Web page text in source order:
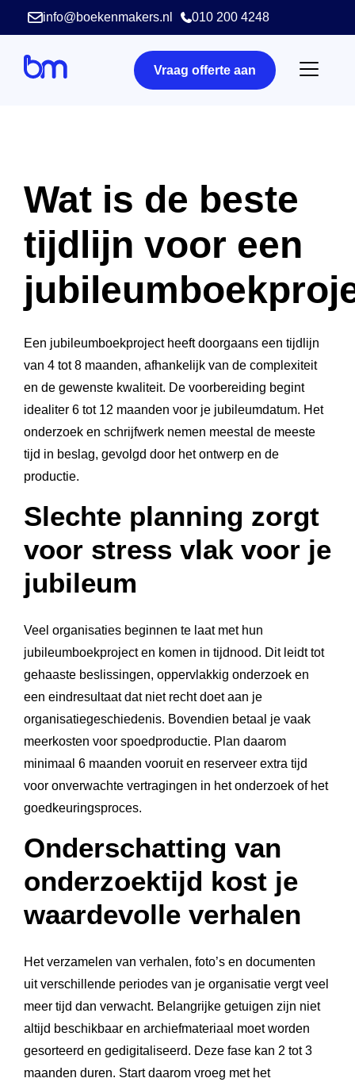
info@boekenmakers.nl 010 200 4248
Vraag offerte aan
Wat is de beste
tijdlijn voor een
Een jubileumboekproject heeft doorgaans een tijdlijn
van 4 tot 8 maanden, afhankelijk van de complexiteit
en de gewenste kwaliteit. De voorbereiding begint
idealiter 6 tot 12 maanden voor je jubileumdatum. Het
onderzoek en schrijfwerk nemen meestal de meeste
tijd in beslag, gevolgd door het ontwerp en de
productie.
Slechte planning zorgt
voor stress vlak voor je
jubileum
Veel organisaties beginnen te laat met hun
jubileumboekproject en komen in tijdnood. Dit leidt tot
gehaaste beslissingen, oppervlakkig onderzoek en
een eindresultaat dat niet recht doet aan je
organisatiegeschiedenis. Bovendien betaal je vaak
meerkosten voor spoedproductie. Plan daarom
minimaal 6 maanden vooruit en reserveer extra tijd
voor onverwachte vertragingen in het onderzoek of het
goedkeuringsproces.
Onderschatting van
onderzoektijd kost je
waardevolle verhalen
Het verzamelen van verhalen, foto’s en documenten
uit verschillende periodes van je organisatie vergt veel
meer tijd dan verwacht. Belangrijke getuigen zijn niet
altijd beschikbaar en archiefmateriaal moet worden
gesorteerd en gedigitaliseerd. Deze fase kan 2 tot 3
maanden duren. Start daarom vroeg met het